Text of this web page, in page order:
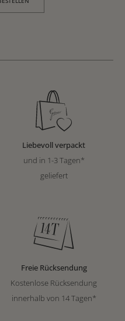
Liebevoll verpackt
und in 1-3 Tagen*
geliefert
Freie Rücksendung
Kostenlose Rücksendung
innerhalb von 14 Tagen*